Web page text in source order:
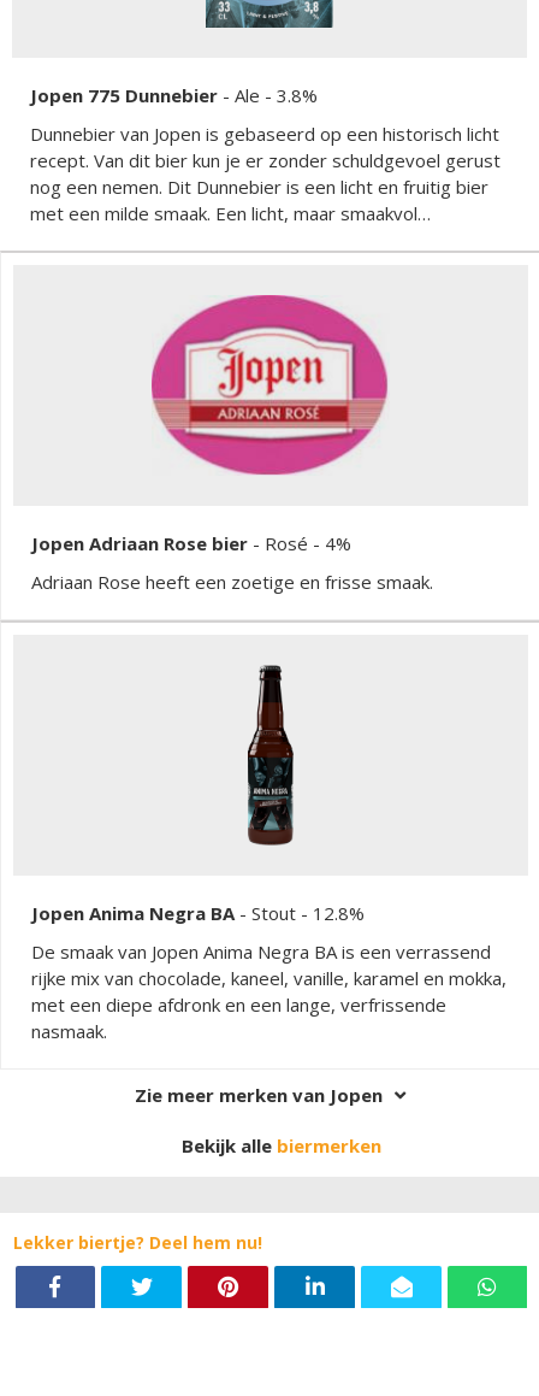
Jopen 775 Dunnebier - Ale - 3.8%
Dunnebier van Jopen is gebaseerd op een historisch licht
recept. Van dit bier kun je er zonder schuldgevoel gerust
nog een nemen. Dit Dunnebier is een licht en fruitig bier
met een milde smaak. Een licht, maar smaakvol
Jopen Adriaan Rose bier - Rosé - 4%
Adriaan Rose heeft een zoetige en frisse smaak.
Jopen Anima Negra BA - Stout - 12.8%
De smaak van Jopen Anima Negra BA is een verrassend
rijke mix van chocolade, kaneel, vanille, karamel en mokka,
met een diepe afdronk en een lange, verfrissende
nasmaak.
Zie meer merken van Jopen
Bekijk alle biermerken
Lekker biertje? Deel hem nu!